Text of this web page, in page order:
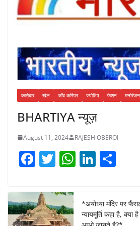
कारोबार खेल जॉब करियर ज्योतिष फैशन मनोरंजन
BHARTIYA न्यूज़
August 11, 2024 RAJESH OBEROI
F
c
e
T
itt
er
W
s
Li
e e
*अयोध्या मंदिर पर
न्यायमूर्ति कहा है, क्या